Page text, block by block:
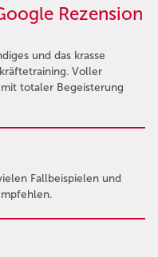
Rezension
und das krasse
Voller
totaler Begeisterung
Fallbeispielen und